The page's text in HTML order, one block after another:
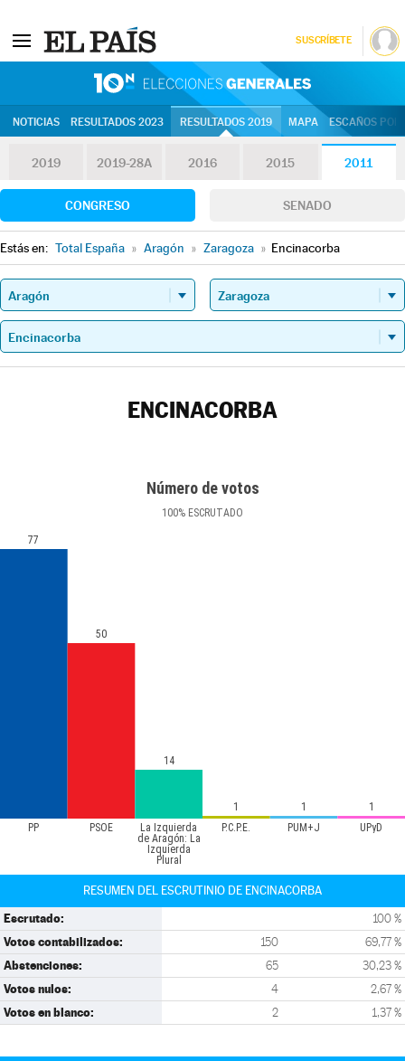
SUSCRÍBETE
NOTICIAS RESULTADOS 2023 RESULTADOS 2019 MAPA ESCAÑOS
2019 2019-28A 2016 2015 2011
CONGRESO SENADO
Estás en: Total España » Aragón » Zaragoza » Encinacorba
ENCINACORBA
Número de votos
100% ESCRUTADO
PP PSOE
La Izquierda
de Aragón: La
Izquierda
Plural
P.C.P.E. PUM+J UPyD
77
50
14
1 1 1
RESUMEN DEL ESCRUTINIO DE ENCINACORBA
Escrutado: 100 %
Votos contabilizados: 150 69,77 %
Abstenciones: 65 30,23 %
Votos nulos: 4 2,67 %
Votos en blanco: 2 1,37 %